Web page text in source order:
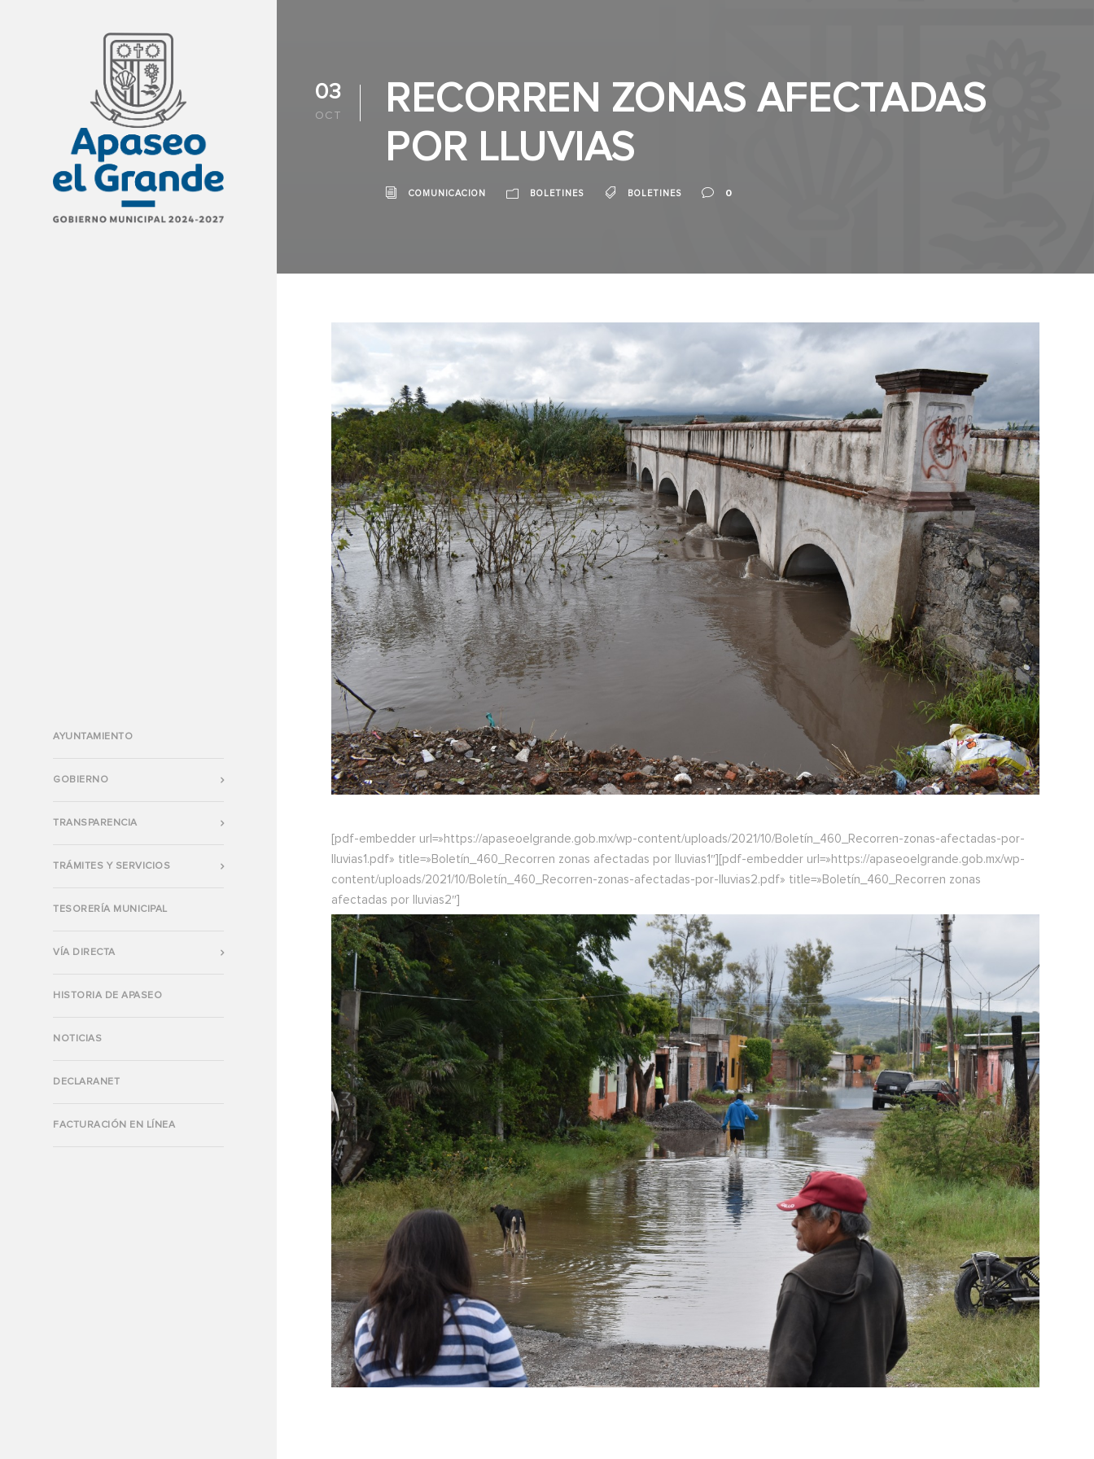
AYUNTAMIENTO
GOBIERNO
TRANSPARENCIA
TRÁMITES Y SERVICIOS
TESORERÍA MUNICIPAL
VÍA DIRECTA
HISTORIA DE APASEO
NOTICIAS
DECLARANET
FACTURACIÓN EN LÍNEA
03
OCT
RECORREN ZONAS AFECTADAS
POR LLUVIAS
COMUNICACION BOLETINES BOLETINES 0
[pdf-embedder url=»https://apaseoelgrande.gob.mx/wp-content/uploads/2021/10/Boletín_460_Recorren-zonas-afectadas-por-
lluvias1.pdf» title=»Boletín_460_Recorren zonas afectadas por lluvias1″][pdf-embedder url=»https://apaseoelgrande.gob.mx/wp-
content/uploads/2021/10/Boletín_460_Recorren-zonas-afectadas-por-lluvias2.pdf» title=»Boletín_460_Recorren zonas
afectadas por lluvias2″]